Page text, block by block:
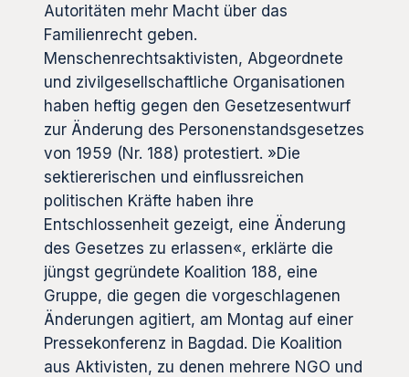
Autoritäten mehr Macht über das
Familienrecht geben.
Menschenrechtsaktivisten, Abgeordnete
und zivilgesellschaftliche Organisationen
haben heftig gegen den Gesetzesentwurf
zur Änderung des Personenstandsgesetzes
von 1959 (Nr. 188) protestiert. »Die
sektiererischen und einflussreichen
politischen Kräfte haben ihre
Entschlossenheit gezeigt, eine Änderung
des Gesetzes zu erlassen«, erklärte die
jüngst gegründete Koalition 188, eine
Gruppe, die gegen die vorgeschlagenen
Änderungen agitiert, am Montag auf einer
Pressekonferenz in Bagdad. Die Koalition
aus Aktivisten, zu denen mehrere NGO und